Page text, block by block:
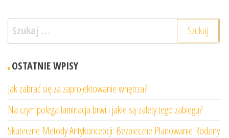
Szukaj:
OSTATNIE WPISY
Jak zabrać się za zaprojektowanie wnętrza?
Na czym polega laminacja brwi i jakie są zalety tego zabiegu?
Skuteczne Metody Antykoncepcji: Bezpieczne Planowanie Rodziny